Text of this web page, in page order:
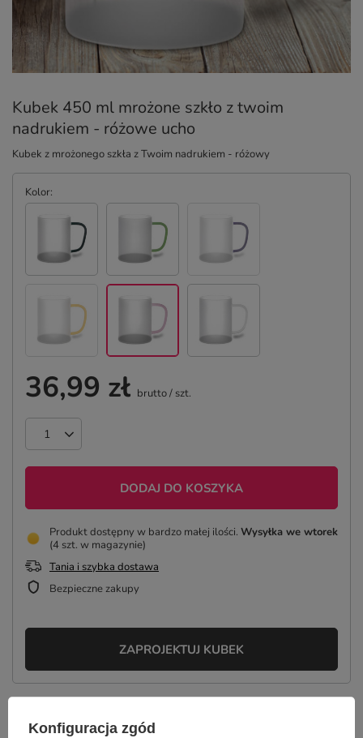
Kubek 450 ml mrożone szkło z twoim
nadrukiem - różowe ucho
Kubek z mrożonego szkła z Twoim nadrukiem - różowy
Kolor
36,99 zł brutto/ szt.
DODAJ DO KOSZYKA
Produkt dostępny w bardzo małej ilości Wysyłka we wtorek
(4 szt. w magazynie)
Tania i szybka dostawa
Bezpieczne zakupy
ZAPROJEKTUJ KUBEK
OPISKonfiguracja zgód